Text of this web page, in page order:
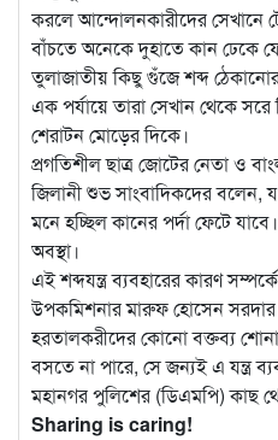
করলে আন্দোলনকারীদের সেখানে
বাঁচতে অনেকে দুহাতে কান ঢেকে
তুলাজাতীয় কিছু গুঁজে শব্দ ঠেকানোর
এক পর্যায়ে তারা সেখান থেকে সরে
শেরাটন মোড়ের দিকে।
প্রগতিশীল ছাত্র জোটের নেতা ও
জিলানী শুভ সাংবাদিকদের বলেন,
মনে হচ্ছিল কানের পর্দা ফেটে
অবস্থা।
এই শব্দযন্ত্র ব্যবহারের কারণ
উপকমিশনার মারুফ হোসেন
হরতালকরীদের কোনো বক্তব্য
বসতে না পারে, সে জন্যই এ যন্ত্র
মহানগর পুলিশের (ডিএমপি) কাছ
Sharing is caring!